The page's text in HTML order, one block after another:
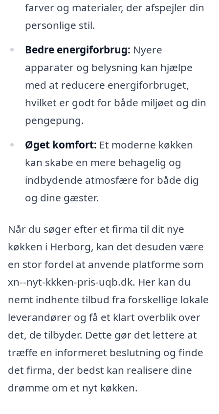
farver og materialer, der afspejler din
personlige stil.
Bedre energiforbrug: Nyere
apparater og belysning kan hjælpe
med at reducere energiforbruget,
hvilket er godt for både miljøet og din
pengepung.
Øget komfort: Et moderne køkken
kan skabe en mere behagelig og
indbydende atmosfære for både dig
og dine gæster.
Når du søger efter et firma til dit nye
køkken i Herborg, kan det desuden være
en stor fordel at anvende platforme som
xn--nyt-kkken-pris-uqb.dk. Her kan du
nemt indhente tilbud fra forskellige lokale
leverandører og få et klart overblik over
det, de tilbyder. Dette gør det lettere at
træffe en informeret beslutning og finde
det firma, der bedst kan realisere dine
drømme om et nyt køkken.